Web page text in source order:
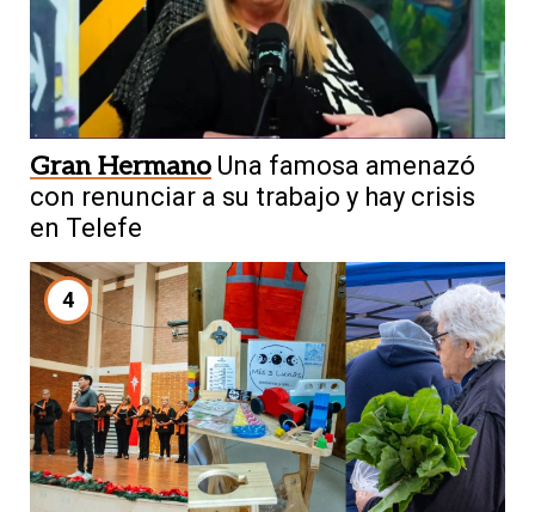
Gran Hermano Una famosa amenazó
con renunciar a su trabajo y hay crisis
en Telefe
4